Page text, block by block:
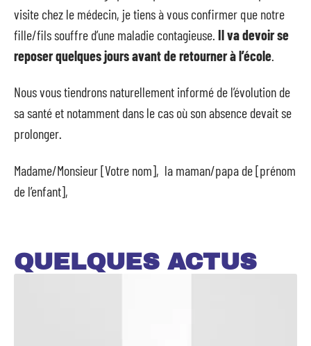
visite chez le médecin, je tiens à vous confirmer que notre
fille/fils souffre d’une maladie contagieuse. Il va devoir se
reposer quelques jours avant de retourner à l’école
Nous vous tiendrons naturellement informé de l’évolution de
sa santé et notamment dans le cas où son absence devait se
prolonger.
Madame/Monsieur [Votre nom], la maman/papa de [prénom
de l’enfant],
QUELQUES ACTUS